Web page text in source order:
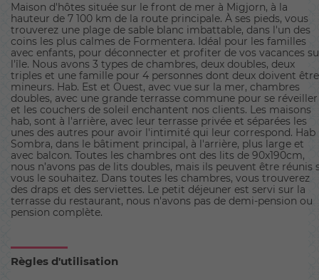
Maison d'hôtes située sur le front de mer à Migjorn, à la
hauteur de 7 100 km de la route principale. À ses pieds, vous
trouverez une plage de sable blanc imbattable, dans l'un des
coins les plus calmes de Formentera. Idéal pour les familles
avec enfants, pour déconnecter et profiter de vos vacances
l'île. Nous avons 3 types de chambres, deux doubles, deux
triples et une famille pour 4 personnes dont deux doivent être
mineurs. Hab. Est et Ouest, avec vue sur la mer, chambres
doubles, avec une grande terrasse commune pour se réveiller
et les couchers de soleil enchantent nos clients. Les maisons
hab, sont à l'arrière, avec leur terrasse privée et séparées les
unes des autres pour avoir l'intimité qui leur correspond. Hab
Sombra, dans le bâtiment principal, à l'arrière, plus large et
avec balcon. Toutes les chambres ont des lits de 90x190cm,
nous n’avons pas de lits doubles, mais ils peuvent être réunis
vous le souhaitez. Dans toutes les chambres, vous trouverez
des draps et des serviettes. Le petit déjeuner est servi sur la
terrasse du restaurant, nous n'avons pas de demi-pension ou
pension complète.
Règles d'utilisation